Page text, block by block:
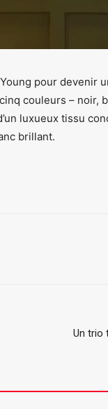
pour devenir
couleurs – noir,
luxueux tissu
brillant.
Un trio